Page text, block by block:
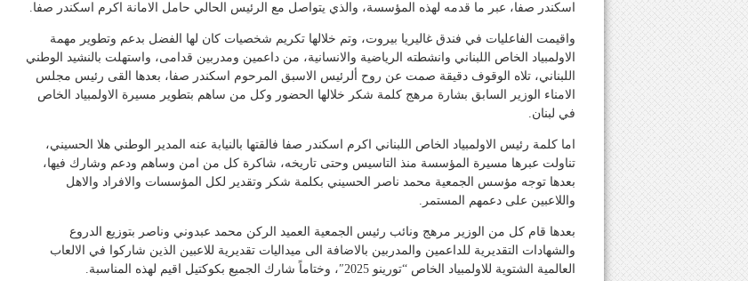
اسكندر صفا، عبر ما قدمه لهذه المؤسسة، والذي يتواصل مع الرئيس الحالي حامل الامانة اكرم اسكندر صفا.
واقيمت الفاعليات في فندق غاليريا بيروت، وتم خلالها تكريم شخصيات كان لها الفضل بدعم وتطوير مهمة
الاولمبياد الخاص اللبناني وانشطته الرياضية والانسانية، من داعمين ومدربين قدامى، واستهلت بالنشيد الوطني
اللبناني، تلاه الوقوف دقيقة صمت عن روح ألرئيس الاسبق المرحوم اسكندر صفا، بعدها القى رئيس مجلس
الامناء الوزير السابق بشارة مرهج كلمة شكر خلالها الحضور وكل من ساهم بتطوير مسيرة الاولمبياد الخاص
في لبنان.
اما كلمة رئيس الاولمبياد الخاص اللبناني اكرم اسكندر صفا فالقتها بالنيابة عنه المدير الوطني هلا الحسيني،
تناولت عبرها مسيرة المؤسسة منذ التاسيس وحتى تاريخه، شاكرة كل من امن وساهم ودعم وشارك فيها،
بعدها توجه مؤسس الجمعية محمد ناصر الحسيني بكلمة شكر وتقدير لكل المؤسسات والافراد والاهل
واللاعبين على دعمهم المستمر.
بعدها قام كل من الوزير مرهج ونائب رئيس الجمعية العميد الركن محمد عبدوني وناصر بتوزيع الدروع
والشهادات التقديرية للداعمين والمدربين بالاضافة الى ميداليات تقديرية للاعبين الذين شاركوا في الالعاب
العالمية الشتوية للاولمبياد الخاص “تورينو 2025″، وختاماً شارك الجميع بكوكتيل اقيم لهذه المناسبة.